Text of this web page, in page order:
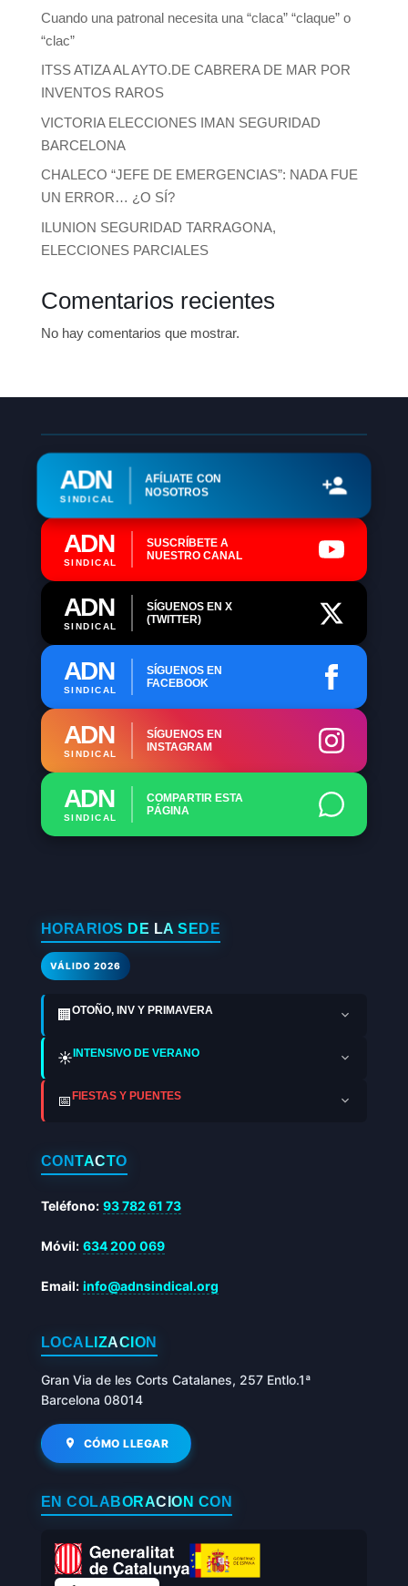
Cuando una patronal necesita una “claca” “claque” o
“clac”
ITSS ATIZA AL AYTO.DE CABRERA DE MAR POR
INVENTOS RAROS
VICTORIA ELECCIONES IMAN SEGURIDAD
BARCELONA
CHALECO “JEFE DE EMERGENCIAS”: NADA FUE
UN ERROR… ¿O SÍ?
ILUNION SEGURIDAD TARRAGONA,
ELECCIONES PARCIALES
Comentarios recientes
No hay comentarios que mostrar.
ADN
SINDICAL
AFÍLIATE CON
NOSOTROS
ADN
SINDICAL
SUSCRÍBETE A
NUESTRO CANAL
ADN
SINDICAL
SÍGUENOS EN X
(TWITTER)
ADN
SINDICAL
SÍGUENOS EN
FACEBOOK
ADN
SINDICAL
SÍGUENOS EN
INSTAGRAM
ADN
SINDICAL
COMPARTIR ESTA
PÁGINA
HORARIOS DE LA SEDE
VÁLIDO 2026
🏢OTOÑO, INV Y PRIMAVERA
☀️ INTENSIVO DE VERANO
📅 FIESTAS Y PUENTES
CONTACTO
Teléfono: 93 782 61 73
Móvil: 634 200 069
Email: info@adnsindical.org
LOCALIZACIÓN
Gran Via de les Corts Catalanes, 257 Entlo.1ª
Barcelona 08014
CÓMO LLEGAR
EN COLABORACIÓN CON